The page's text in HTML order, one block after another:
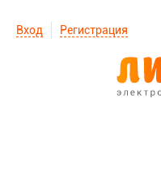
Вход Регистрация